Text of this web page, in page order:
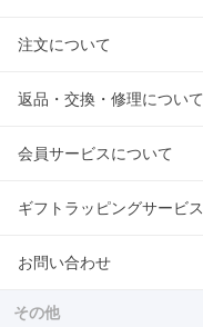
注文について
返品・交換・修理について
会員サービスについて
ギフトラッピングサービス
お問い合わせ
その他